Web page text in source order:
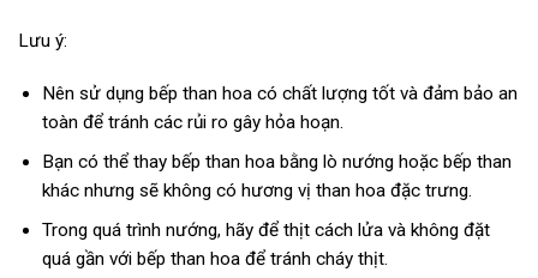
Lưu ý:
Nên sử dụng bếp than hoa có chất lượng tốt và đảm bảo an
toàn để tránh các rủi ro gây hỏa hoạn.
Bạn có thể thay bếp than hoa bằng lò nướng hoặc bếp than
khác nhưng sẽ không có hương vị than hoa đặc trưng.
Trong quá trình nướng, hãy để thịt cách lửa và không đặt
quá gần với bếp than hoa để tránh cháy thịt.